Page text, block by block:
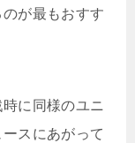
が最もおすす
に同様のユニ
スにあがって